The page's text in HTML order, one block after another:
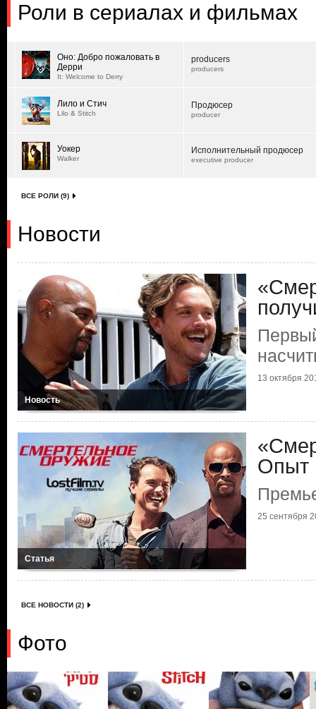
Роли в сериалах и фильмах
Оно: Добро пожаловать в
Дерри
It: Welcome to Derry
producers
producers
Лило и Стич
Lilo & Stitch
Продюсер
producer
Уокер
Walker
Исполнительный продюсер
executive producer
ВСЕ РОЛИ (9)
Новости
Новость
13 октября
Статья
Опыт
25 сентября
ВСЕ НОВОСТИ (2)
Фото